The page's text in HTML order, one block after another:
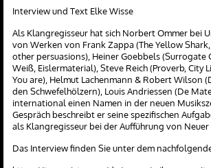
Interview und Text Elke Wisse
Als Klangregisseur hat sich Norbert Ommer bei
von Werken von Frank Zappa (The Yellow
other persuasions), Heiner Goebbels (Surrogate
Weiß, Eislermaterial), Steve Reich (Proverb, City
You are), Helmut Lachenmann & Robert Wilson
den Schwefelhölzern), Louis Andriessen (De
international einen Namen in der neuen
Gespräch beschreibt er seine spezifischen
als Klangregisseur bei der Aufführung von Neuer
Das Interview finden Sie unter dem